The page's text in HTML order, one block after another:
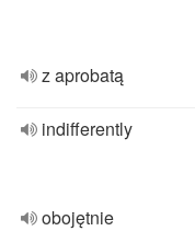
z aprobatą
indifferently
obojętnie